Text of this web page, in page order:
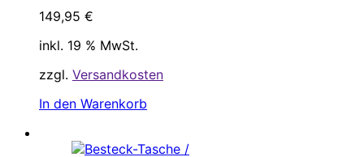
149,95 €
inkl. 19 % MwSt.
zzgl. Versandkosten
In den Warenkorb